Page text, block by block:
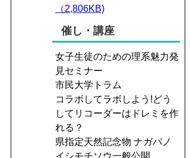
（2,806KB)
催し・講座
女子生徒のための理系魅力発
見セミナー
市民大学トラム
コラボしてラボしよう!どう
してリコーダーはドレミを作
れる？
県指定天然記念物 ナガバノ
イシモチソウ一般公開